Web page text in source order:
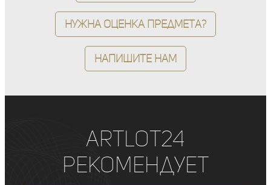
Нужна оценка предмета?
Напишите нам
ArtLot24
рекомендует